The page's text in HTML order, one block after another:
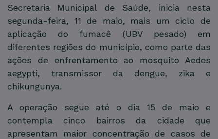
Secretaria Municipal de Saúde, inicia nesta
segunda-feira, 11 de maio, mais um ciclo de
aplicação do fumacê (UBV pesado) em
diferentes regiões do município, como parte das
ações de enfrentamento ao mosquito Aedes
aegypti, transmissor da dengue, zika e
chikungunya.
A operação segue até o dia 15 de maio e
contempla cinco bairros da cidade que
apresentam maior concentração de casos de